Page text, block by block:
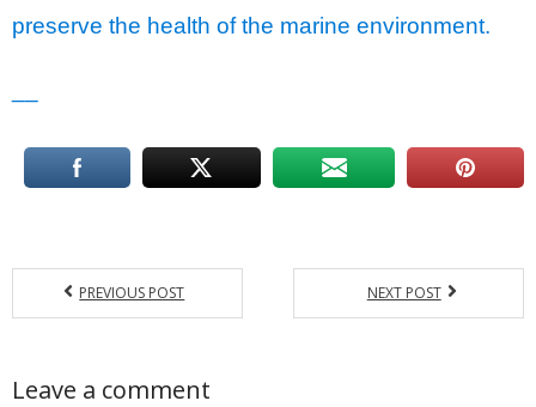
preserve the health of the marine environment.
PREVIOUS POST NEXT POST
Leave a comment